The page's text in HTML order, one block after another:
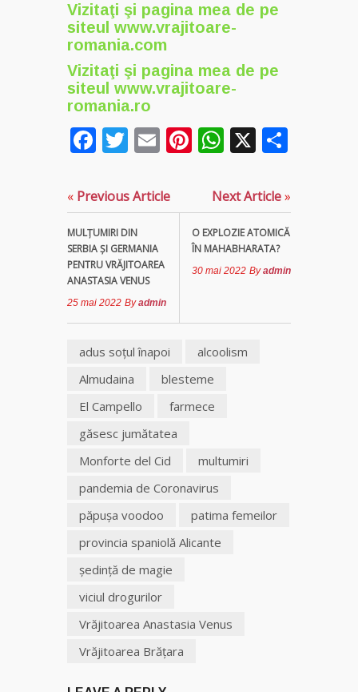
Vizitaţi şi pagina mea de pe
siteul www.vrajitoare-
romania.com
Vizitaţi şi pagina mea de pe
siteul www.vrajitoare-
romania.ro
Facebook
Twitter
EmailPinterest
WhatsApp
X
« Previous Article
MULŢUMIRI DIN
SERBIA ȘI GERMANIA
PENTRU VRĂJITOAREA
ANASTASIA VENUS
25 mai 2022 Byadmin
Next Article»
O EXPLOZIE ATOMICĂ
ÎN MAHABHARATA?
30 mai 2022 Byadmin
adus soţul înapoi
alcoolism
Almudaina
blesteme
El Campello
farmece
găsesc jumătatea
Monforte del Cid
multumiri
pandemia de Coronavirus
păpuşa voodoo
patima femeilor
provincia spaniolă Alicante
şedinţă de magie
viciul drogurilor
Vrăjitoarea Anastasia Venus
Vrăjitoarea Brăţara